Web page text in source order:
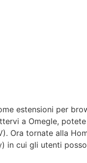
estensioni per
a Omegle,
Ora tornate alla
in cui gli utenti